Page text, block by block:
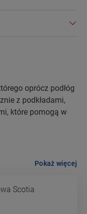
oprócz podłóg
z podkładami,
które pomogą w
Scotia
Pokaż więcej